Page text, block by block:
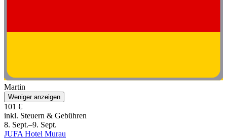
Martin
Weniger anzeigen
101 €
inkl. Steuern & Gebühren
8. Sept.–9. Sept.
JUFA Hotel Murau